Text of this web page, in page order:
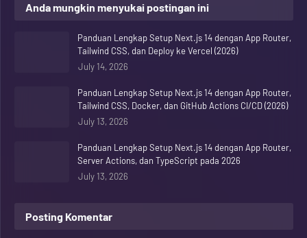
Anda mungkin menyukai postingan ini
Panduan Lengkap Setup Next.js 14 dengan App Router,
Tailwind CSS, dan Deploy ke Vercel (2026)
July 14, 2026
Panduan Lengkap Setup Next.js 14 dengan App Router,
Tailwind CSS, Docker, dan GitHub Actions CI/CD (2026)
July 13, 2026
Panduan Lengkap Setup Next.js 14 dengan App Router,
Server Actions, dan TypeScript pada 2026
July 13, 2026
Posting Komentar